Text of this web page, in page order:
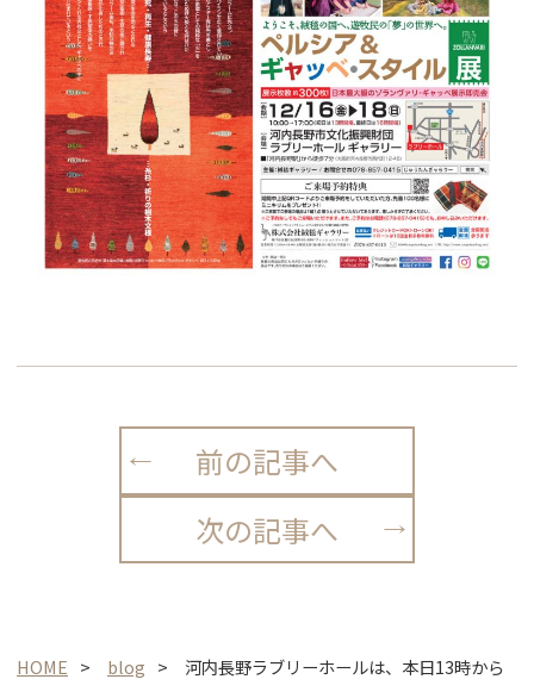
前の記事へ
次の記事へ
HOME blog 河内長野ラブリーホールは、本日13時から